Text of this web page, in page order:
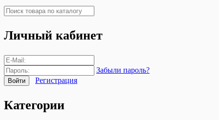
Личный кабинет
Забыли пароль?
Регистрация
Категории